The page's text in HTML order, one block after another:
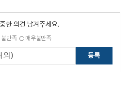
한 의견 남겨주세요.
불만족 매우불만족
등록